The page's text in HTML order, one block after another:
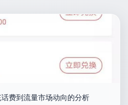
费到流量市场动向的分析